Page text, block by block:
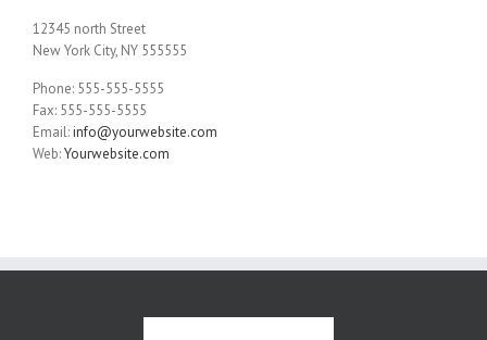
12345 north Street
New York City, NY 555555
Phone: 555-555-5555
Fax: 555-555-5555
Email:info@yourwebsite.com
Web:Yourwebsite.com